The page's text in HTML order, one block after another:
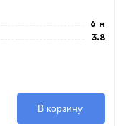
6 м
3.8
В корзину